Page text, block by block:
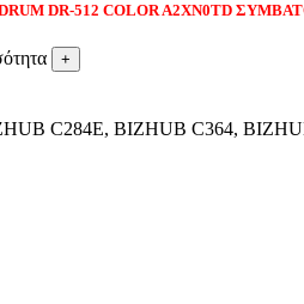
DR-512 COLOR A2XN0TD
C284E, BIZHUB C364,